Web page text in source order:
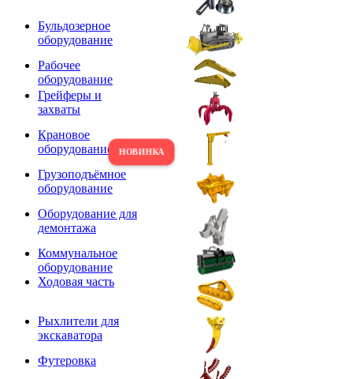
Бульдозерное
оборудование
Рабочее
оборудование
Грейферы и
захваты
Крановое
оборудование
Грузоподъёмное
оборудование
Оборудование для
демонтажа
Коммунальное
оборудование
Ходовая часть
Рыхлители для
экскаватора
Футеровка